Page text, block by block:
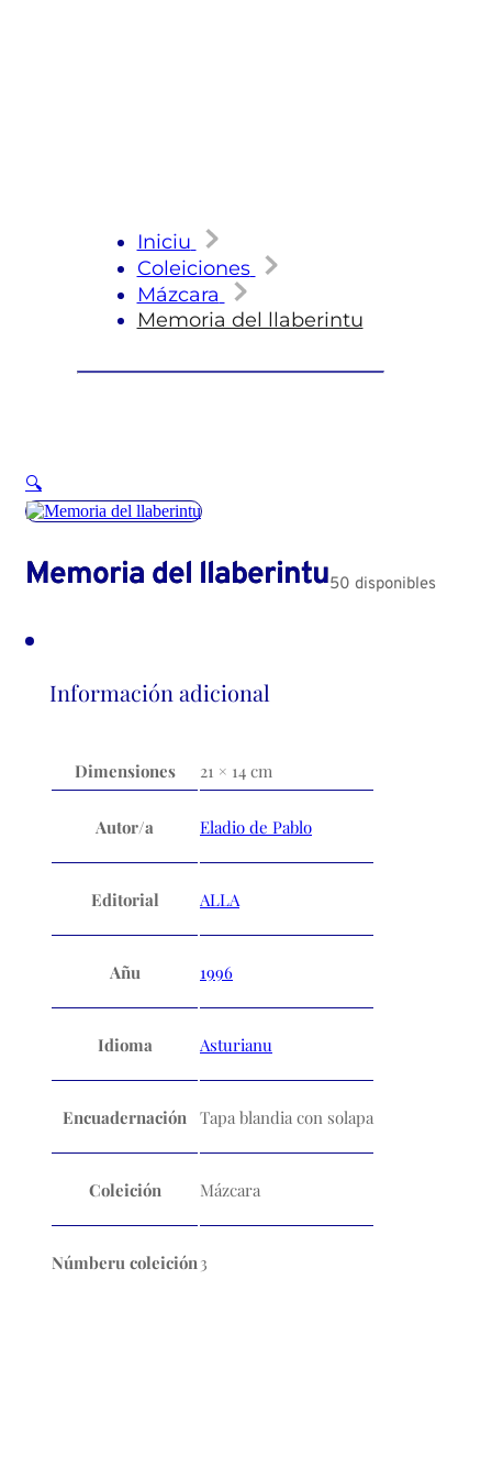
Iniciu
Coleiciones
Mázcara
Memoria del llaberintu
🔍
Memoria del llaberintu50 disponibles
Información adicional
Dimensiones 21 × 14 cm
Autor/a Eladio de Pablo
Editorial ALLA
Añu 1996
Idioma Asturianu
Encuadernación Tapa blandia con solapa
Coleición Mázcara
Númberu coleición3